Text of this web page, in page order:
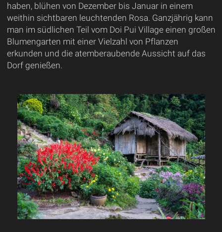
haben, blühen von Dezember bis Januar in einem
weithin sichtbaren leuchtenden Rosa. Ganzjährig kann
man im südlichen Teil vom Doi Pui Village einen großen
Blumengarten mit einer Vielzahl von Pflanzen
erkunden und die atemberaubende Aussicht auf das
Dorf genießen.